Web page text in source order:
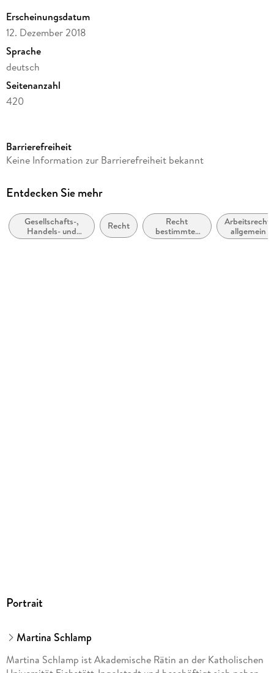
insbesondere die Entwicklung der Stellung und Aufgaben der
Betriebsräte in den letzten Jahr(zehnt)en. Vor diesem
Hintergrund wird untersucht, inwieweit die Regelungen noch
mit der betrieblichen Realität in Einklang stehen. Dabei
werden bestehende gesetzliche Schwächen aufgezeigt und
entsprechende Reformvorschläge unterbreitet.
Erscheinungsdatum
12. Dezember 2018
Sprache
deutsch
Seitenanzahl
420
Reihe
Autor/Autorin
Verlag/Hersteller
Fachmedien Recht und Wirtschaft
Barrierefreiheit
Keine Information zur Barrierefreiheit bekannt
Entdecken Sie mehr
Gesellschafts-,
Handels- und
Wettbewerbsrecht,
Recht
Recht
bestimmter
Jurisdiktionen
Arbeitsrecht,
allgemein
Portrait
Martina Schlamp
Martina Schlamp ist Akademische Rätin an der Katholischen